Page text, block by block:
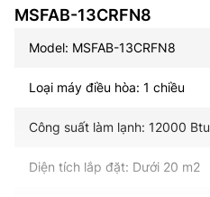
MSFAB-13CRFN8
Model: MSFAB-13CRFN8
Loại máy điều hòa: 1 chiều
Công suất làm lạnh: 12000 Btu
Diện tích lắp đặt: Dưới 20 m2